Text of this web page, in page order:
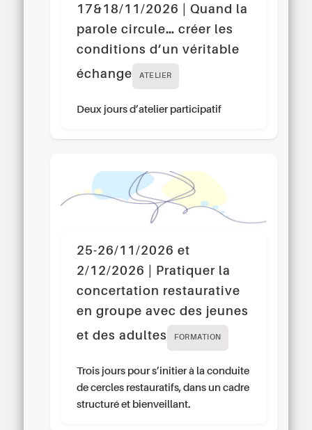
17&18/11/2026 | Quand la
parole circule… créer les
conditions d’un véritable
échange
ATELIER
Deux jours d’atelier participatif
25-26/11/2026 et
2/12/2026 | Pratiquer la
concertation restaurative
en groupe avec des jeunes
et des adultes
FORMATION
Trois jours pour s’initier à la conduite
de cercles restauratifs, dans un cadre
structuré et bienveillant.